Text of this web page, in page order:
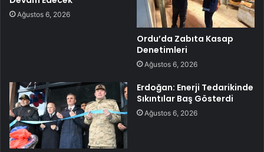
Ağustos 6, 2026
Ordu’da Zabıta Kasap
Denetimleri
Ağustos 6, 2026
Erdoğan: Enerji Tedarikinde
Sıkıntılar Baş Gösterdi
Ağustos 6, 2026